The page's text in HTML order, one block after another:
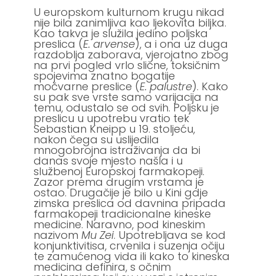
U europskom kulturnom krugu nikad
nije bila zanimljiva kao ljekovita biljka.
Kao takva je služila jedino poljska
preslica (E. arvense), a i ona uz duga
razdoblja zaborava, vjerojatno zbog
na prvi pogled vrlo slične, toksičnim
spojevima znatno bogatije
močvarne preslice (E. palustre). Kako
su pak sve vrste samo varijacija na
temu, odustalo se od svih. Poljsku je
preslicu u upotrebu vratio tek
Sebastian Kneipp u 19. stoljeću,
nakon čega su uslijedila
mnogobrojna istraživanja da bi
danas svoje mjesto našla i u
službenoj Europskoj farmakopeji.
Zazor prema drugim vrstama je
ostao. Drugačije je bilo u Kini gdje
zimska preslica od davnina pripada
farmakopeji tradicionalne kineske
medicine. Naravno, pod kineskim
nazivomMu Zei. Upotrebljava se kod
konjunktivitisa, crvenila i suzenja očiju
te zamućenog vida ili kako to kineska
medicina definira, s očnim